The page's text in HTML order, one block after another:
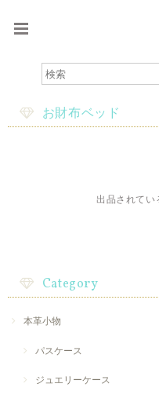
お財布ベッド
出品されてい
Category
本革小物
パスケース
ジュエリーケース